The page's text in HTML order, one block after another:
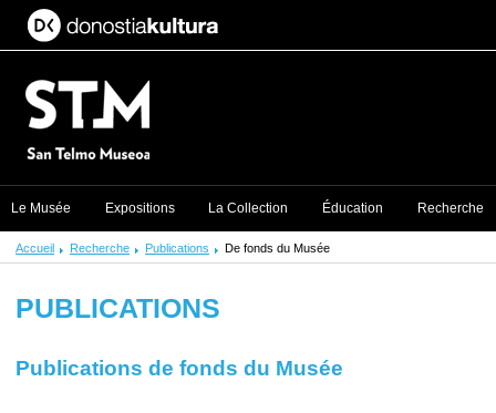
Accueil Recherche Publications De fonds du Musée
PUBLICATIONS
Publications de fonds du Musée
Le Musée Expositions La Collection Éducation Recherche